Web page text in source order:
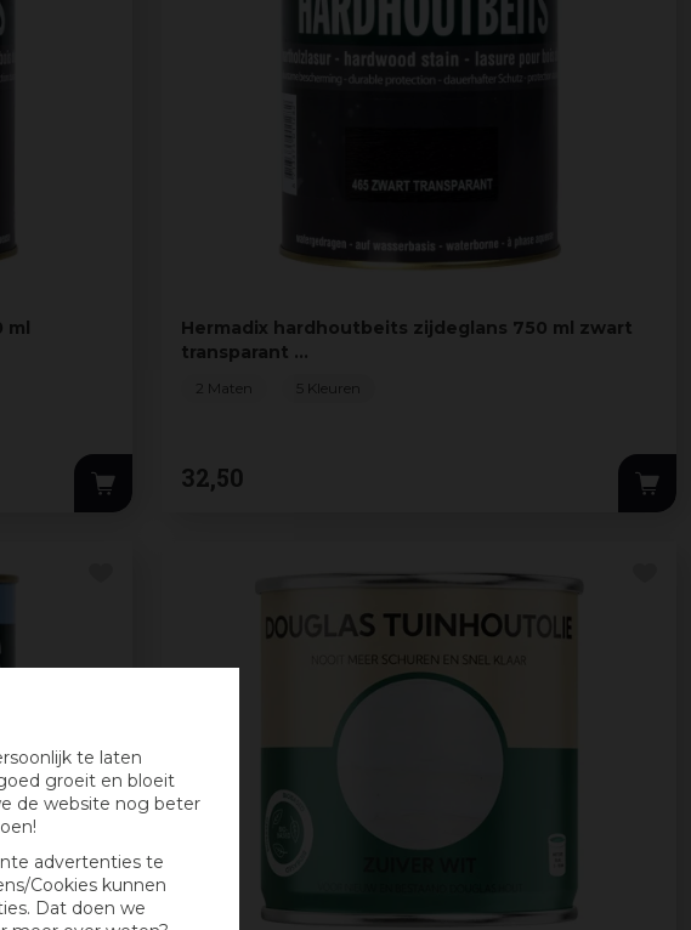
te laten
groeit en bloeit
de website nog beter
advertenties te
Cookies kunnen
Dat doen we
ml
Hermadix hardhoutbeits zijdeglans 750 ml zwart
transparant …
32,50
2 Maten 5 Kleuren